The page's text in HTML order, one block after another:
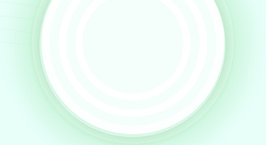
АРТРОЗЫ
Артроз сустава – это неизбежный процесс старения
любого сустава. В своем процессе естественного старения
сустав проходит несколько стадий артроза, при этом
некоторые из них могут являться возрастной нормой.